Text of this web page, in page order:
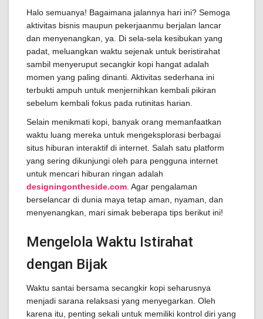
Halo semuanya! Bagaimana jalannya hari ini? Semoga
aktivitas bisnis maupun pekerjaanmu berjalan lancar
dan menyenangkan, ya. Di sela-sela kesibukan yang
padat, meluangkan waktu sejenak untuk beristirahat
sambil menyeruput secangkir kopi hangat adalah
momen yang paling dinanti. Aktivitas sederhana ini
terbukti ampuh untuk menjernihkan kembali pikiran
sebelum kembali fokus pada rutinitas harian.
Selain menikmati kopi, banyak orang memanfaatkan
waktu luang mereka untuk mengeksplorasi berbagai
situs hiburan interaktif di internet. Salah satu platform
yang sering dikunjungi oleh para pengguna internet
untuk mencari hiburan ringan adalah
designingontheside.com . Agar pengalaman
berselancar di dunia maya tetap aman, nyaman, dan
menyenangkan, mari simak beberapa tips berikut ini!
Mengelola Waktu Istirahat
dengan Bijak
Waktu santai bersama secangkir kopi seharusnya
menjadi sarana relaksasi yang menyegarkan. Oleh
karena itu, penting sekali untuk memiliki kontrol diri yang